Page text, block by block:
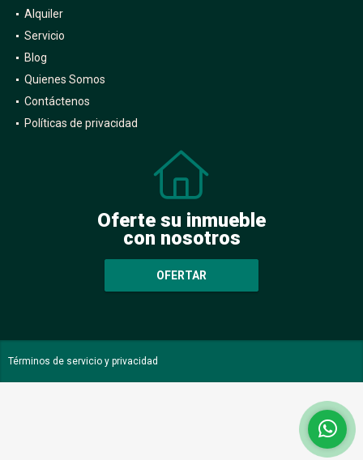
Alquiler
Servicio
Blog
Quienes Somos
Contáctenos
Políticas de privacidad
Oferte su inmueble
con nosotros
OFERTAR
Términos de servicio y privacidad